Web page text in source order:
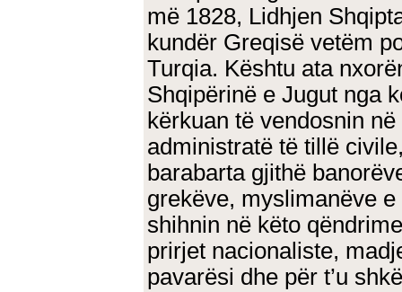
më 1828, Lidhjen
kundër Greqisë vetëm
Turqia. Kështu ata
Shqipërinë e Jugut nga
kërkuan të vendosnin
administratë të tillë
barabarta gjithë
grekëve, myslimanëve
shihnin në këto
prirjet nacionaliste,
pavarësi dhe për t’u